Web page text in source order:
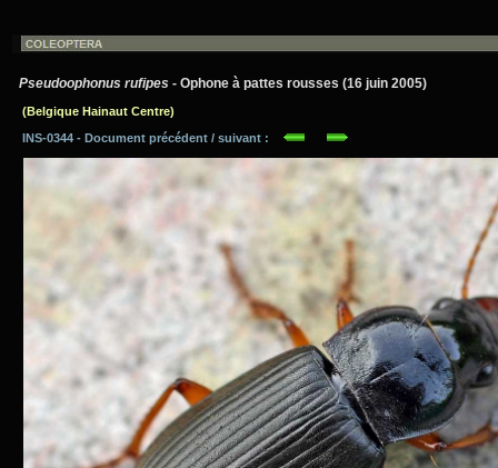
Pseudoophonus rufipes - Ophone à pattes rousses (16 juin 2005)
(Belgique Hainaut Centre)
INS-0344 - Document précédent / suivant :